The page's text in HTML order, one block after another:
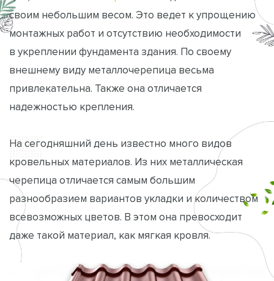
своим небольшим весом. Это ведет к упрощению
монтажных работ и отсутствию необходимости
в укреплении фундамента здания. По своему
внешнему виду металлочерепица весьма
привлекательна. Также она отличается
надежностью крепления.
На сегодняшний день известно много видов
кровельных материалов. Из них металлическая
черепица отличается самым большим
разнообразием вариантов укладки и количеством
всевозможных цветов. В этом она превосходит
даже такой материал, как мягкая кровля.